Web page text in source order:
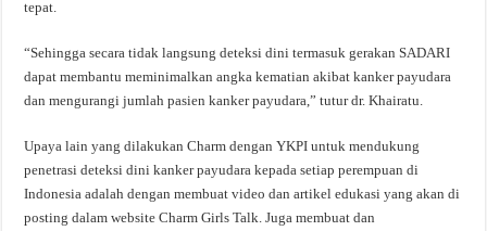
tepat.
“Sehingga secara tidak langsung deteksi dini termasuk gerakan SADARI
dapat membantu meminimalkan angka kematian akibat kanker payudara
dan mengurangi jumlah pasien kanker payudara,” tutur dr. Khairatu.
Upaya lain yang dilakukan Charm dengan YKPI untuk mendukung
penetrasi deteksi dini kanker payudara kepada setiap perempuan di
Indonesia adalah dengan membuat video dan artikel edukasi yang akan di
posting dalam website Charm Girls Talk. Juga membuat dan